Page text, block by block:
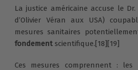
La justice américaine accuse le Dr.
d’Olivier Véran aux USA)
mesures sanitaires
fondement scientifique.[18][19]
Ces mesures comprennent : les